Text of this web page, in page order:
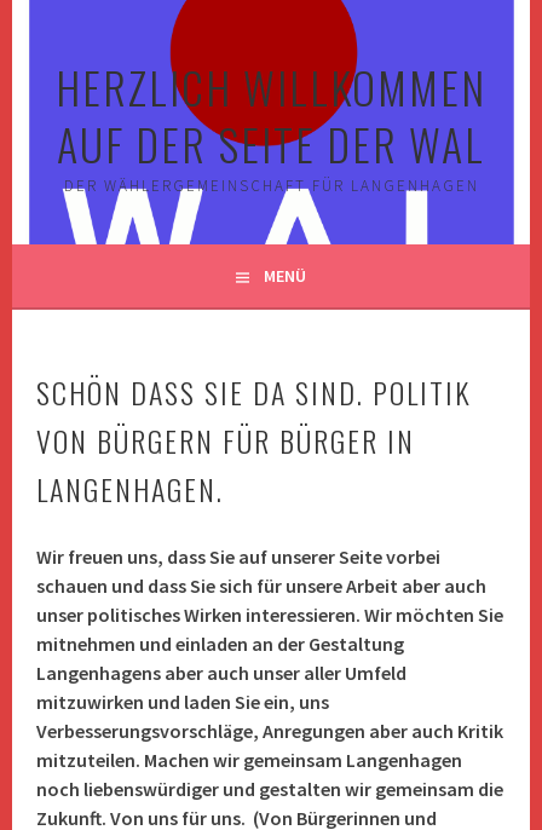
HERZLICH WILLKOMMEN
AUF DER SEITE DER WAL
DER WÄHLERGEMEINSCHAFT FÜR LANGENHAGEN
MENÜ
SCHÖN DASS SIE DA SIND. POLITIK
VON BÜRGERN FÜR BÜRGER IN
LANGENHAGEN.
Wir freuen uns, dass Sie auf unserer Seite vorbei
schauen und dass Sie sich für unsere Arbeit aber auch
unser politisches Wirken interessieren. Wir möchten Sie
mitnehmen und einladen an der Gestaltung
Langenhagens aber auch unser aller Umfeld
mitzuwirken und laden Sie ein, uns
Verbesserungsvorschläge, Anregungen aber auch Kritik
mitzuteilen. Machen wir gemeinsam Langenhagen
noch liebenswürdiger und gestalten wir gemeinsam die
Zukunft. Von uns für uns. (Von Bürgerinnen und